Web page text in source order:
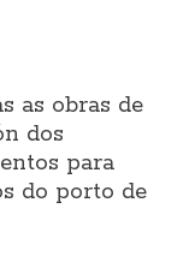
as obras de
dos
para
do porto de